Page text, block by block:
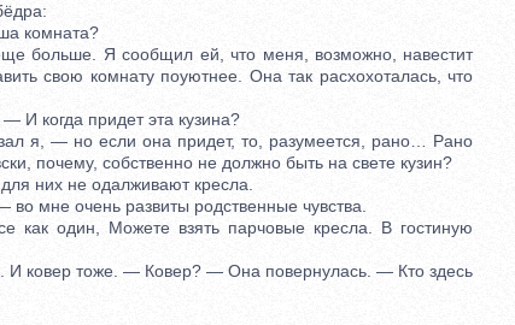
комната?
больше. Я сообщил ей, что меня, возможно, навестит
свою комнату поуютнее. Она так расхохоталась, что
когда придет эта кузина?
я, — но если она придет, то, разумеется, рано… Рано
почему, собственно не должно быть на свете кузин?
них не одалживают кресла.
мне очень развиты родственные чувства.
один, Можете взять парчовые кресла. В гостиную
ковер тоже. — Ковер? — Она повернулась. — Кто здесь